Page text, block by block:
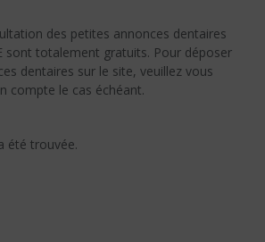
des petites annonces dentaires
sont totalement gratuits. Pour déposer
dentaires sur le site, veuillez vous
compte le cas échéant.
été trouvée.